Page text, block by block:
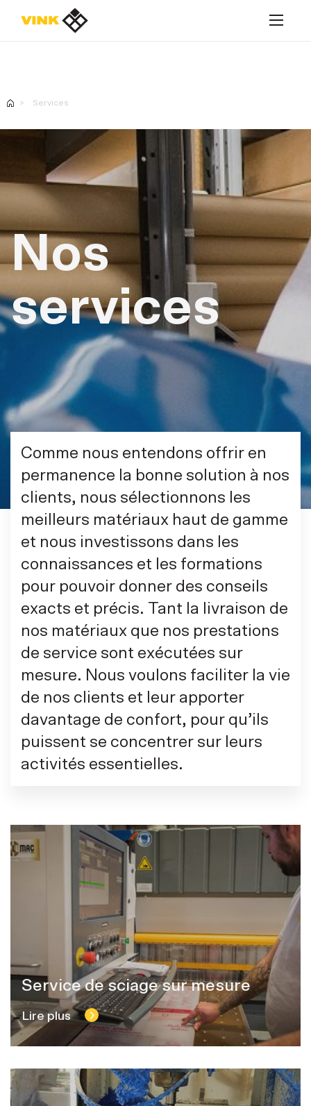
MyVink magasin en ligne
Services
Applications
A propos de Vink
Contactez-nous
Services
Nos
services
Comme nous entendons offrir en
permanence la bonne solution à nos
clients, nous sélectionnons les
meilleurs matériaux haut de gamme
et nous investissons dans les
connaissances et les formations
pour pouvoir donner des conseils
exacts et précis. Tant la livraison de
nos matériaux que nos prestations
de service sont exécutées sur
mesure. Nous voulons faciliter la vie
de nos clients et leur apporter
davantage de confort, pour qu’ils
puissent se concentrer sur leurs
activités essentielles.
Service de sciage sur mesure
Lire plus